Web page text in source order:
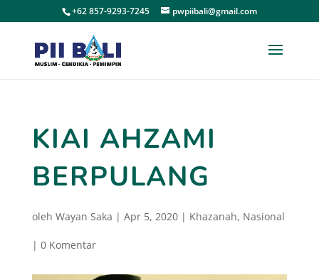
+62 857-9293-7245 pwpiibali@gmail.com
KIAI AHZAMI
BERPULANG
oleh Wayan Saka | Apr 5, 2020| Khazanah, Nasional
| 0 Komentar